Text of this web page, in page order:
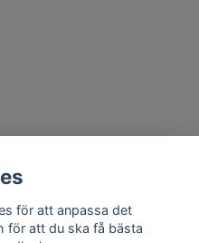
för att anpassa det
för att du ska få bästa